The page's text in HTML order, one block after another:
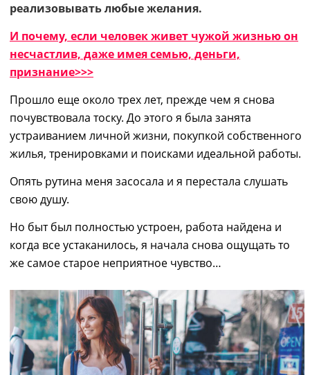
реализовывать любые желания.
И почему, если человек живет чужой жизнью он
несчастлив, даже имея семью, деньги,
признание>>>
Прошло еще около трех лет, прежде чем я снова
почувствовала тоску. До этого я была занята
устраиванием личной жизни, покупкой собственного
жилья, тренировками и поисками идеальной работы.
Опять рутина меня засосала и я перестала слушать
свою душу.
Но быт был полностью устроен, работа найдена и
когда все устаканилось, я начала снова ощущать то
же самое старое неприятное чувство…